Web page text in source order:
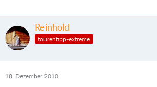
Reinhold
tourentipp-extreme
18. Dezember 2010